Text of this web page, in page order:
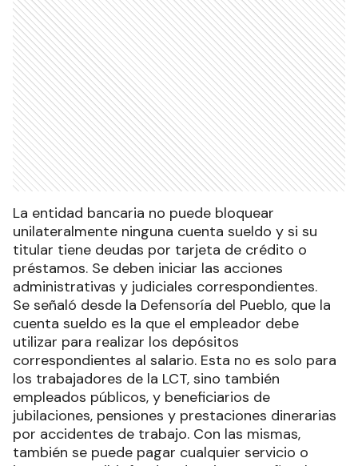
La entidad bancaria no puede bloquear
unilateralmente ninguna cuenta sueldo y si su
titular tiene deudas por tarjeta de crédito o
préstamos. Se deben iniciar las acciones
administrativas y judiciales correspondientes.
Se señaló desde la Defensoría del Pueblo, que la
cuenta sueldo es la que el empleador debe
utilizar para realizar los depósitos
correspondientes al salario. Esta no es solo para
los trabajadores de la LCT, sino también
empleados públicos, y beneficiarios de
jubilaciones, pensiones y prestaciones dinerarias
por accidentes de trabajo. Con las mismas,
también se puede pagar cualquier servicio o